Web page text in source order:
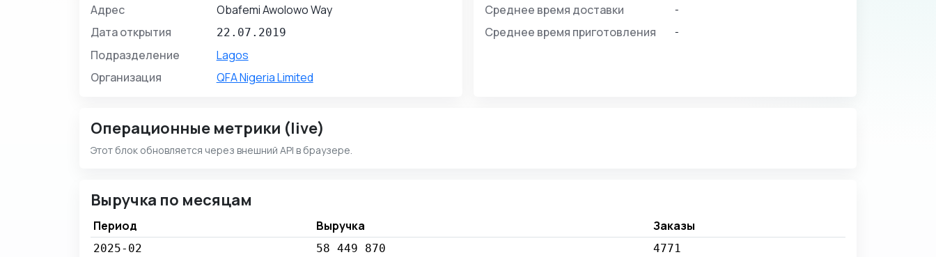
Адрес
Obafemi Awolowo Way
Дата открытия
22.07.2019
Подразделение
Lagos
Организация
QFA Nigeria Limited
Среднее время доставки -
Среднее время приготовления -
Операционные метрики (live)
Этот блок обновляется через внешний API в браузере.
Выручка по месяцам
Период Выручка Заказы
2025-02 58 449 870
4771